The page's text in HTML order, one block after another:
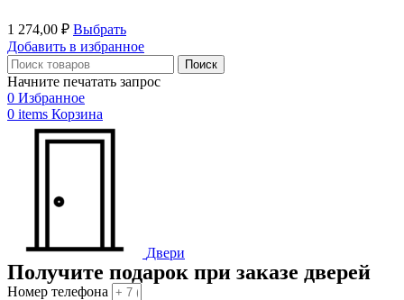
1 274,00 ₽ Выбрать
Добавить в избранное
Поиск
Начните печатать запрос
0 Избранное
0 items Корзина
Двери
Получите подарок при заказе дверей
Номер телефона